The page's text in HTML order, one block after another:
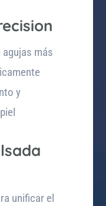
más
y
unificar el